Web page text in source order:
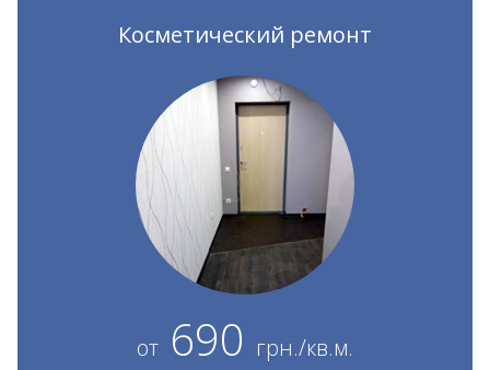
Косметический ремонт
от 690 грн./кв.м.